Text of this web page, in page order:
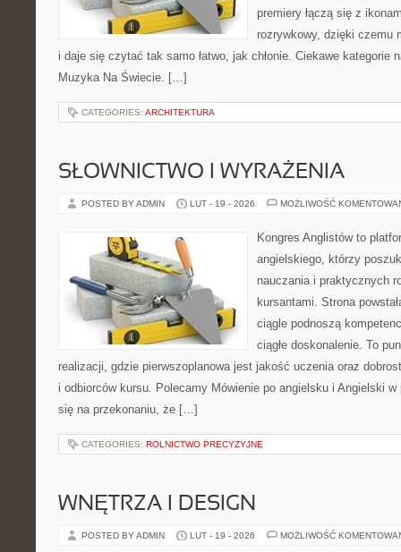
premiery łączą się z
rozrywkowy, dzięki czemu
i daje się czytać tak samo łatwo, jak chłonie. Ciekawe kategorie
Muzyka Na Świecie. […]
CATEGORIES: ARCHITEKTURA
SŁOWNICTWO I WYRAŻENIA
POSTED BY ADMIN LUT - 19 - 2026 MOŻLIWOŚĆ
Kongres Anglistów to
angielskiego, którzy
nauczania i praktycznych
kursantami. Strona
ciągle podnoszą
ciągłe doskonalenie. To
realizacji, gdzie pierwszoplanowa jest jakość uczenia oraz
i odbiorców kursu. Polecamy Mówienie po angielsku i Angielski
się na przekonaniu, że […]
CATEGORIES: ROLNICTWO PRECYZYJNE
WNĘTRZA I DESIGN
POSTED BY ADMIN LUT - 19 - 2026 MOŻLIWOŚĆ